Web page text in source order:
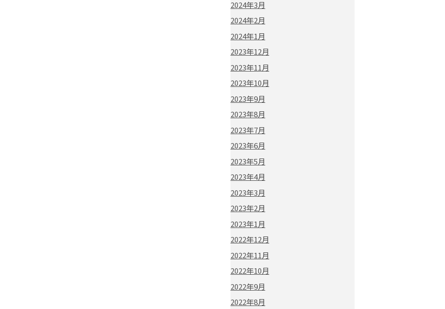
2024年3月
2024年2月
2024年1月
2023年12月
2023年11月
2023年10月
2023年9月
2023年8月
2023年7月
2023年6月
2023年5月
2023年4月
2023年3月
2023年2月
2023年1月
2022年12月
2022年11月
2022年10月
2022年9月
2022年8月